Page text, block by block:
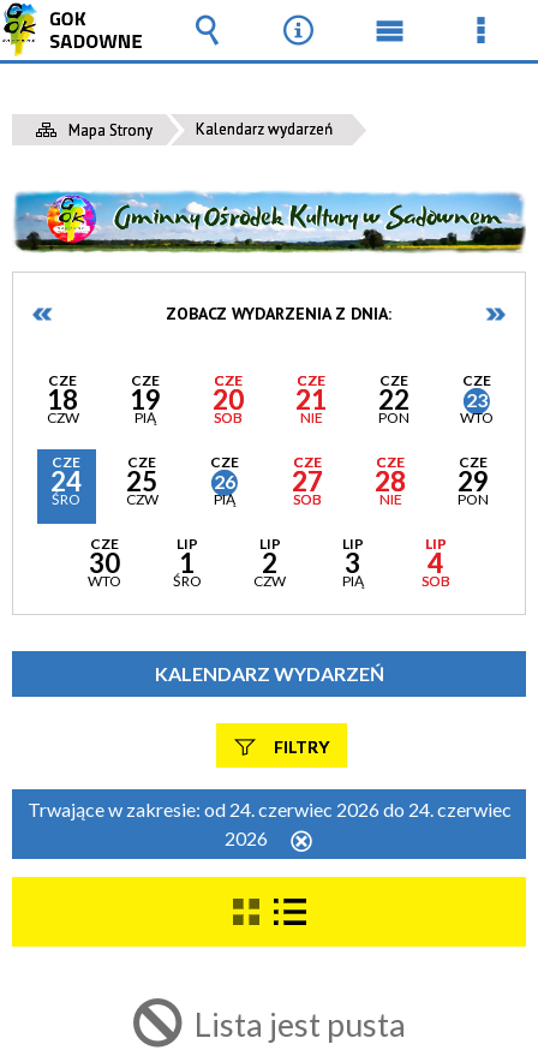
Mapa Strony Kalendarz wydarzeń
ZOBACZ WYDARZENIA Z DNIA:
CZE
18
CZW
CZE
19
PIĄ
CZE
20
SOB
CZE
21
NIE
CZE
22
PON
CZE
23
WTO
CZE
24
ŚRO
CZE
25
CZW
CZE
26
PIĄ
CZE
27
SOB
CZE
28
NIE
CZE
29
PON
CZE
30
WTO
LIP
1
ŚRO
LIP
2
CZW
LIP
3
PIĄ
LIP
4
SOB
KALENDARZ WYDARZEŃ
FILTRY
Szukana fraza
Trwające w zakresie
—
Trwające w zakresie: od 24. czerwiec 2026 do 24. czerwiec
2026
ten
filtr
Lista jest pusta
Wyszukiwarka
Narzędzia
Menu